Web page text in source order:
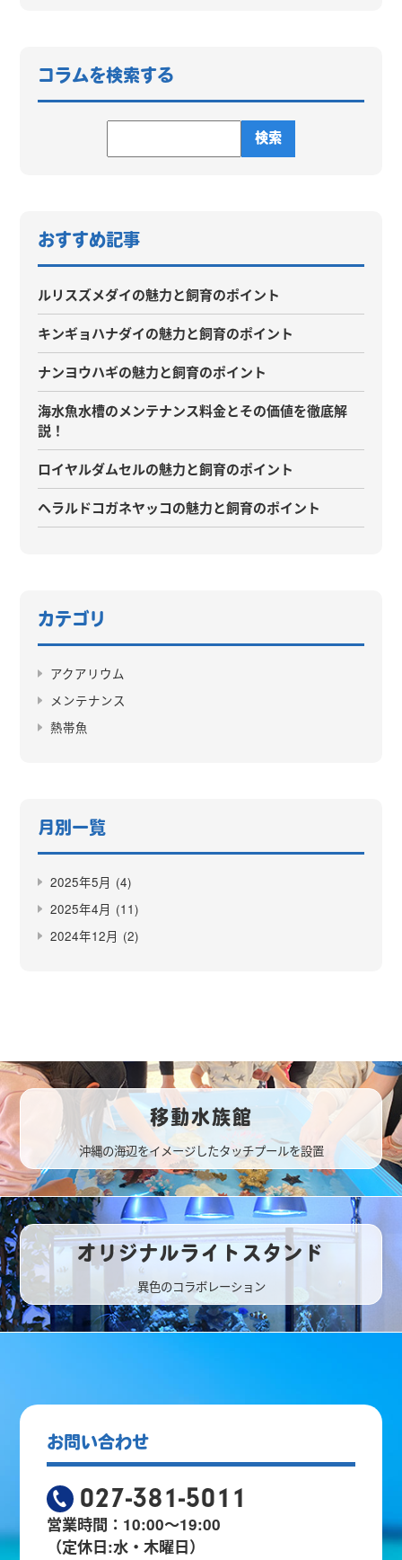
コラムを検索する
おすすめ記事
ルリスズメダイの魅力と飼育のポイント
キンギョハナダイの魅力と飼育のポイント
ナンヨウハギの魅力と飼育のポイント
海水魚水槽のメンテナンス料金とその価値を徹底解
説！
ロイヤルダムセルの魅力と飼育のポイント
ヘラルドコガネヤッコの魅力と飼育のポイント
カテゴリ
アクアリウム
メンテナンス
熱帯魚
月別一覧
2025年5月 (4)
2025年4月 (11)
2024年12月 (2)
移動水族館
沖縄の海辺をイメージしたタッチプールを設置
オリジナルライトスタンド
異色のコラボレーション
お問い合わせ
027-381-5011
営業時間：10:00～19:00
（定休日:水・木曜日）